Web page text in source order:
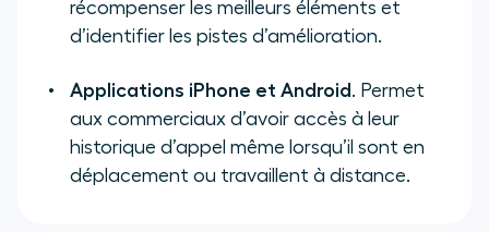
récompenser les meilleurs éléments et
d’identifier les pistes d’amélioration.
Applications iPhone et Android . Permet
aux commerciaux d’avoir accès à leur
historique d’appel même lorsqu’il sont en
déplacement ou travaillent à distance.